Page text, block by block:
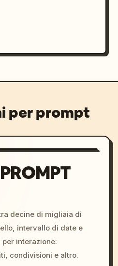
per prompt
decine di migliaia di
intervallo di date e
interazione:
condivisioni e altro.